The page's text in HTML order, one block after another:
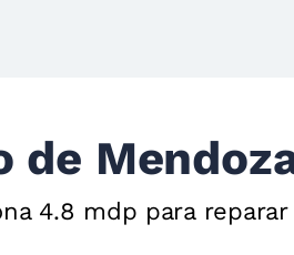
de
4.8 mdp para